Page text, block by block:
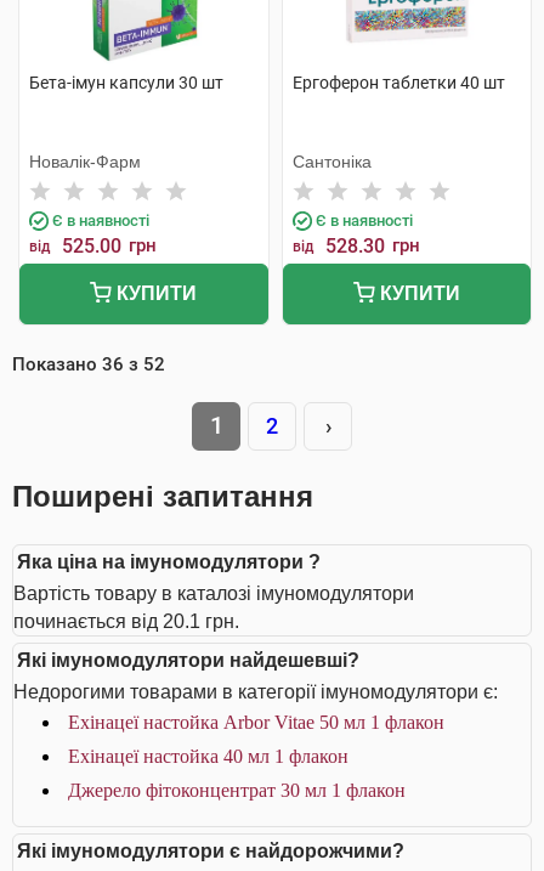
Бета-імун капсули 30 шт
Новалік-Фарм
Є в наявності
від 525.00 грн
КУПИТИ
Ергоферон таблетки 40 шт
Сантоніка
Є в наявності
від 528.30 грн
КУПИТИ
Показано 36 з 52
1 2 ›
Поширені запитання
Яка ціна на імуномодулятори ?
Вартість товару в каталозі імуномодулятори
починається від 20.1 грн.
Які імуномодулятори найдешевші?
Недорогими товарами в категорії імуномодулятори є:
Ехінацеї настойка Arbor Vitae 50 мл 1 флакон
Ехінацеї настойка 40 мл 1 флакон
Джерело фітоконцентрат 30 мл 1 флакон
Які імуномодулятори є найдорожчими?